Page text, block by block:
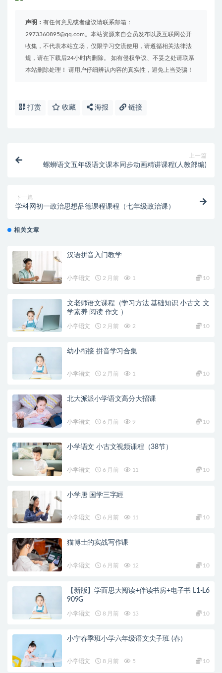
声明： 有任何意见或者建议请联系邮箱：
2973360895@qq.com。本站资源来自会员发布以及互联网公开
收集，不代表本站立场，仅限学习交流使用，请遵循相关法律法
规，请在下载后24小时内删除。 如有侵权争议、不妥之处请联系
本站删除处理！ 请用户仔细辨认内容的真实性，避免上当受骗！
打赏 收藏 海报 链接
上一篇
螺蛳语文五年级语文课本同步动画精讲课程(人教部编)
下一篇
学科网初一政治思想品德课程课程（七年级政治课）
相关文章
汉语拼音入门教学
小学语文 2 月前 1 10
文老师语文课程（学习方法 基础知识 小古文 文
学素养 阅读 作文 ）
小学语文 2 月前 2 10
幼小衔接 拼音学习合集
小学语文 2 月前 1 10
北大派派小学语文高分大招课
小学语文 6 月前 9 10
小学语文 小古文视频课程（38节）
小学语文 6 月前 11 10
小学唐 国学三字經
小学语文 6 月前 11 10
猫博士的实战写作课
小学语文 6 月前 12 10
【新版】学而思大阅读+伴读书房+电子书 L1-L6
909G
小学语文 8 月前 13 10
小宁春季班小学六年级语文尖子班 (春）
小学语文 8 月前 5 10